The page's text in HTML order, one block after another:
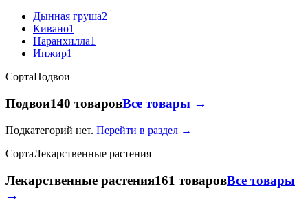
Дынная груша2
Кивано1
Наранхилла1
Инжир1
СортаПодвои
Подвои140 товаровВсе товары →
Подкатегорий нет. Перейти в раздел →
СортаЛекарственные растения
Лекарственные растения161 товаровВсе товары
→